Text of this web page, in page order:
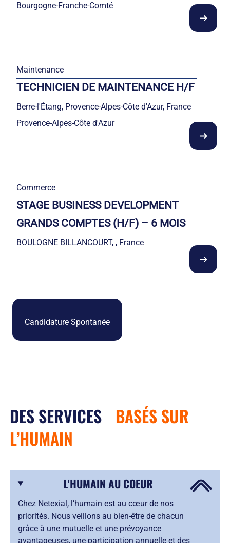
Bourgogne-Franche-Comté
Maintenance
TECHNICIEN DE MAINTENANCE H/F
Berre-l'Étang, Provence-Alpes-Côte d'Azur, France
Provence-Alpes-Côte d'Azur
Commerce
STAGE BUSINESS DEVELOPMENT
GRANDS COMPTES (H/F) – 6 MOIS
BOULOGNE BILLANCOURT, , France
Candidature Spontanée
DES SERVICES BASÉS SUR
L’HUMAIN
L'HUMAIN AU COEUR
Chez Netexial, l’humain est au cœur de nos
priorités. Nous veillons au bien-être de chacun
grâce à une mutuelle et une prévoyance
avantageuses, une participation annuelle et des